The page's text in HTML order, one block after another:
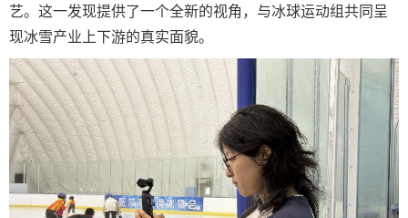
艺。这一发现提供了一个全新的视角，与冰球运动组共同呈
现冰雪产业上下游的真实面貌。